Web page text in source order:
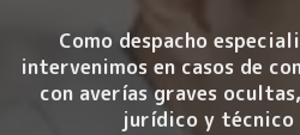
Como despacho
intervenimos en casos de
con averías graves
jurídico y técnico